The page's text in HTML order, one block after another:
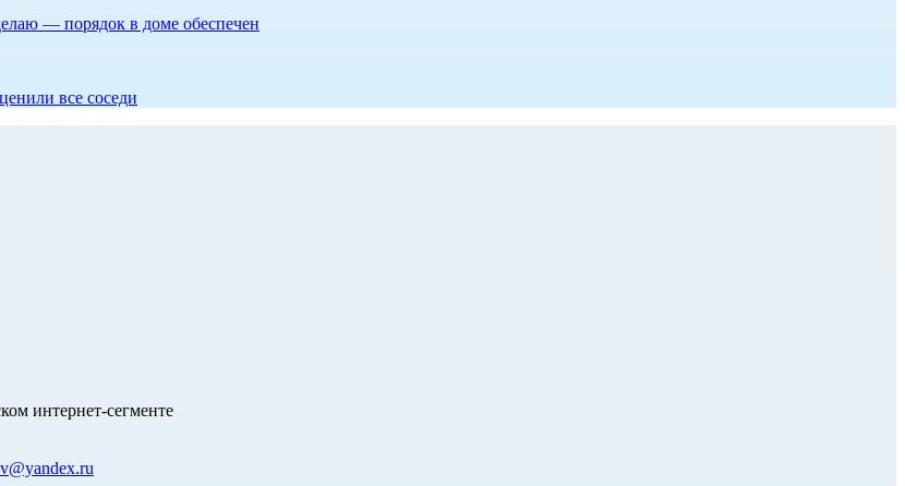
— порядок в доме обеспечен
все соседи
интернет-сегменте